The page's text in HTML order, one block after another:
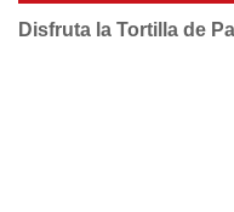
Disfruta la Tortilla de